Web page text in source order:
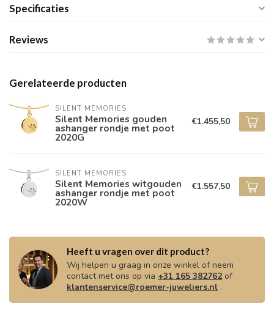
Specificaties
Reviews
Gerelateerde producten
SILENT MEMORIES
Silent Memories gouden
ashanger rondje met poot
2020G
€1.455,50
SILENT MEMORIES
Silent Memories witgouden
ashanger rondje met poot
2020W
€1.557,50
Heeft u vragen over dit product?
Wij helpen u graag in onze winkel of neem
contact met ons op via +31 165 382762of
klantenservice@roemer-juweliers.nl .